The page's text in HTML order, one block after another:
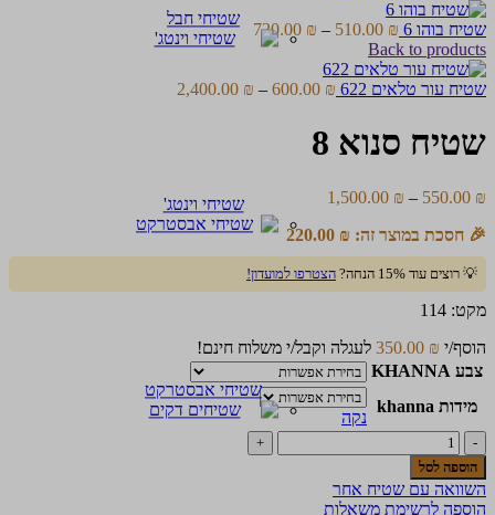
שטיחי חבל
שטיחי וינטג'
שטיחי אבסטרקט
שטיח בוהו 6 510.00 ₪
–
720.00 ₪
טווח
מחירים:
עד
Back to products
שטיח עור טלאים 622 600.00 ₪
–
2,400.00 ₪
שטיח סנוא 8
550.00 ₪
–
1,500.00 ₪
מחירים:
עד
🎉 חסכת במוצר זה: 220.00 ₪
💡 רוצים עוד 15% הנחה? הצטרפו למועדון!
מקט: 114
הוסף/י
350.00 ₪
לעגלה וקבל/י משלוח חינם!
צבע KHANNA
מידות khanna
נקה
כמות
של
שטיח
סנוא
הוספה לסל
השוואה עם שטיח אחר
הוספה לרשימת משאלות